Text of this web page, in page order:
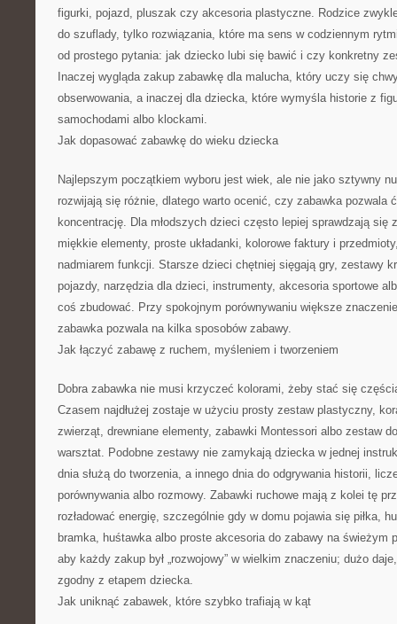
figurki, pojazd, pluszak czy akcesoria plastyczne. Rodzice
do szuflady, tylko rozwiązania, które ma sens w codziennym
od prostego pytania: jak dziecko lubi się bawić i czy konkretny
Inaczej wygląda zakup zabawkę dla malucha, który uczy się
obserwowania, a inaczej dla dziecka, które wymyśla historie z
samochodami albo klockami.
Jak dopasować zabawkę do wieku dziecka
Najlepszym początkiem wyboru jest wiek, ale nie jako sztywny
rozwijają się różnie, dlatego warto ocenić, czy zabawka pozwala
koncentrację. Dla młodszych dzieci często lepiej sprawdzają się
miękkie elementy, proste układanki, kolorowe faktury i
nadmiarem funkcji. Starsze dzieci chętniej sięgają gry, zestawy
pojazdy, narzędzia dla dzieci, instrumenty, akcesoria sportowe
coś zbudować. Przy spokojnym porównywaniu większe
zabawka pozwala na kilka sposobów zabawy.
Jak łączyć zabawę z ruchem, myśleniem i tworzeniem
Dobra zabawka nie musi krzyczeć kolorami, żeby stać się
Czasem najdłużej zostaje w użyciu prosty zestaw plastyczny,
zwierząt, drewniane elementy, zabawki Montessori albo zestaw
warsztat. Podobne zestawy nie zamykają dziecka w jednej
dnia służą do tworzenia, a innego dnia do odgrywania historii,
porównywania albo rozmowy. Zabawki ruchowe mają z kolei tę
rozładować energię, szczególnie gdy w domu pojawia się piłka,
bramka, huśtawka albo proste akcesoria do zabawy na świeżym
aby każdy zakup był „rozwojowy” w wielkim znaczeniu; dużo
zgodny z etapem dziecka.
Jak uniknąć zabawek, które szybko trafiają w kąt